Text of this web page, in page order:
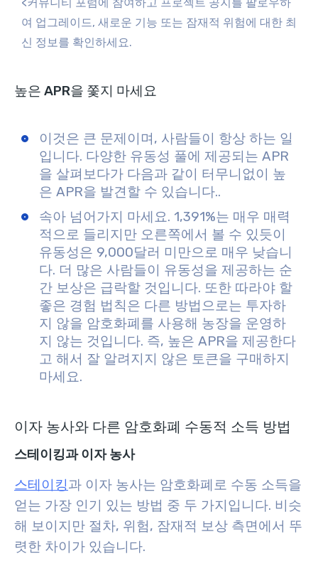
여 업그레이드, 새로운 기능 또는 잠재적 위험에 대한 최
신 정보를 확인하세요.
높은 APR을 쫓지 마세요
이것은 큰 문제이며, 사람들이 항상 하는 일
입니다. 다양한 유동성 풀에 제공되는 APR
을 살펴보다가 다음과 같이 터무니없이 높
은 APR을 발견할 수 있습니다..
속아 넘어가지 마세요. 1,391%는 매우 매력
적으로 들리지만 오른쪽에서 볼 수 있듯이
유동성은 9,000달러 미만으로 매우 낮습니
다. 더 많은 사람들이 유동성을 제공하는 순
간 보상은 급락할 것입니다. 또한 따라야 할
좋은 경험 법칙은 다른 방법으로는 투자하
지 않을 암호화폐를 사용해 농장을 운영하
지 않는 것입니다. 즉, 높은 APR을 제공한다
고 해서 잘 알려지지 않은 토큰을 구매하지
마세요.
이자 농사와 다른 암호화폐 수동적 소득 방법
스테이킹과 이자 농사
스테이킹과 이자 농사는 암호화폐로 수동 소득을
얻는 가장 인기 있는 방법 중 두 가지입니다. 비슷
해 보이지만 절차, 위험, 잠재적 보상 측면에서 뚜
렷한 차이가 있습니다.